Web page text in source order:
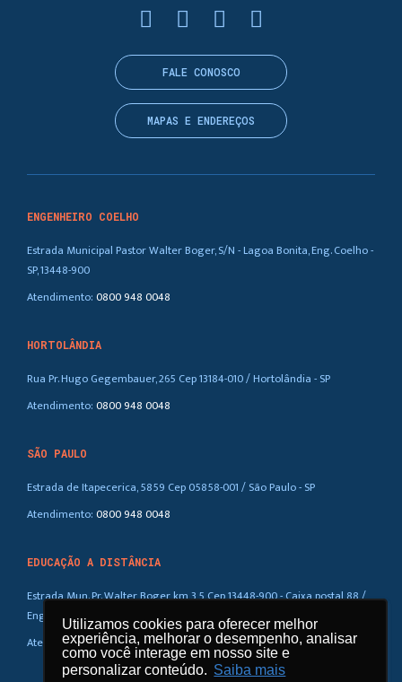
Utilizamos cookies para oferecer melhor
experiência, melhorar o desempenho, analisar
como você interage em nosso site e
personalizar conteúdo. Saiba mais
Utilizamos cookies para oferecer melhor
experiência, melhorar o desempenho, analisar
como você interage em nosso site e
personalizar conteúdo. Saiba mais
ENGENHEIRO COELHO
Estrada Municipal Pastor Walter Boger, S/N - Lagoa Bonita, Eng. Coelho -
SP, 13448-900
Atendimento:0800 948 0048
HORTOLÂNDIA
Rua Pr. Hugo Gegembauer, 265 Cep 13184-010 / Hortolândia - SP
Atendimento:0800 948 0048
SÃO PAULO
Estrada de Itapecerica, 5859 Cep 05858-001 / São Paulo - SP
Atendimento:0800 948 0048
EDUCAÇÃO A DISTÂNCIA
Estrada Mun. Pr. Walter Boger, km 3,5 Cep 13448-900 - Caixa postal 88 /
Eng. Coelho – SP
Atendimento:0800 948 0048
FALE CONOSCO
MAPAS E ENDEREÇOS